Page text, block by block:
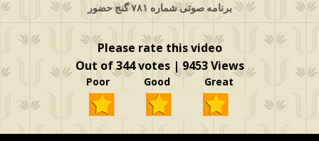
برنامه صوتی شماره ۷۸۱ گنج حضور
Please rate this video
Out of 344 votes | 9453 Views
Poor Good Great